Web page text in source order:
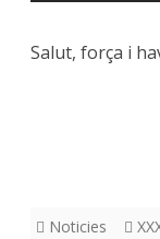
Salut, força i
Noticies